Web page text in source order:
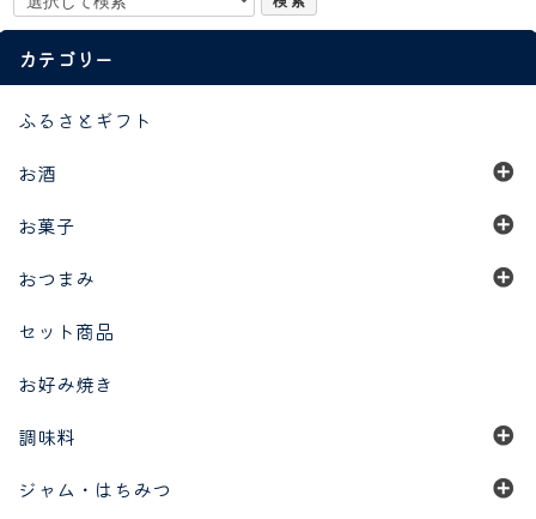
カテゴリー
ふるさとギフト
お酒
お菓子
おつまみ
セット商品
お好み焼き
調味料
ジャム・はちみつ